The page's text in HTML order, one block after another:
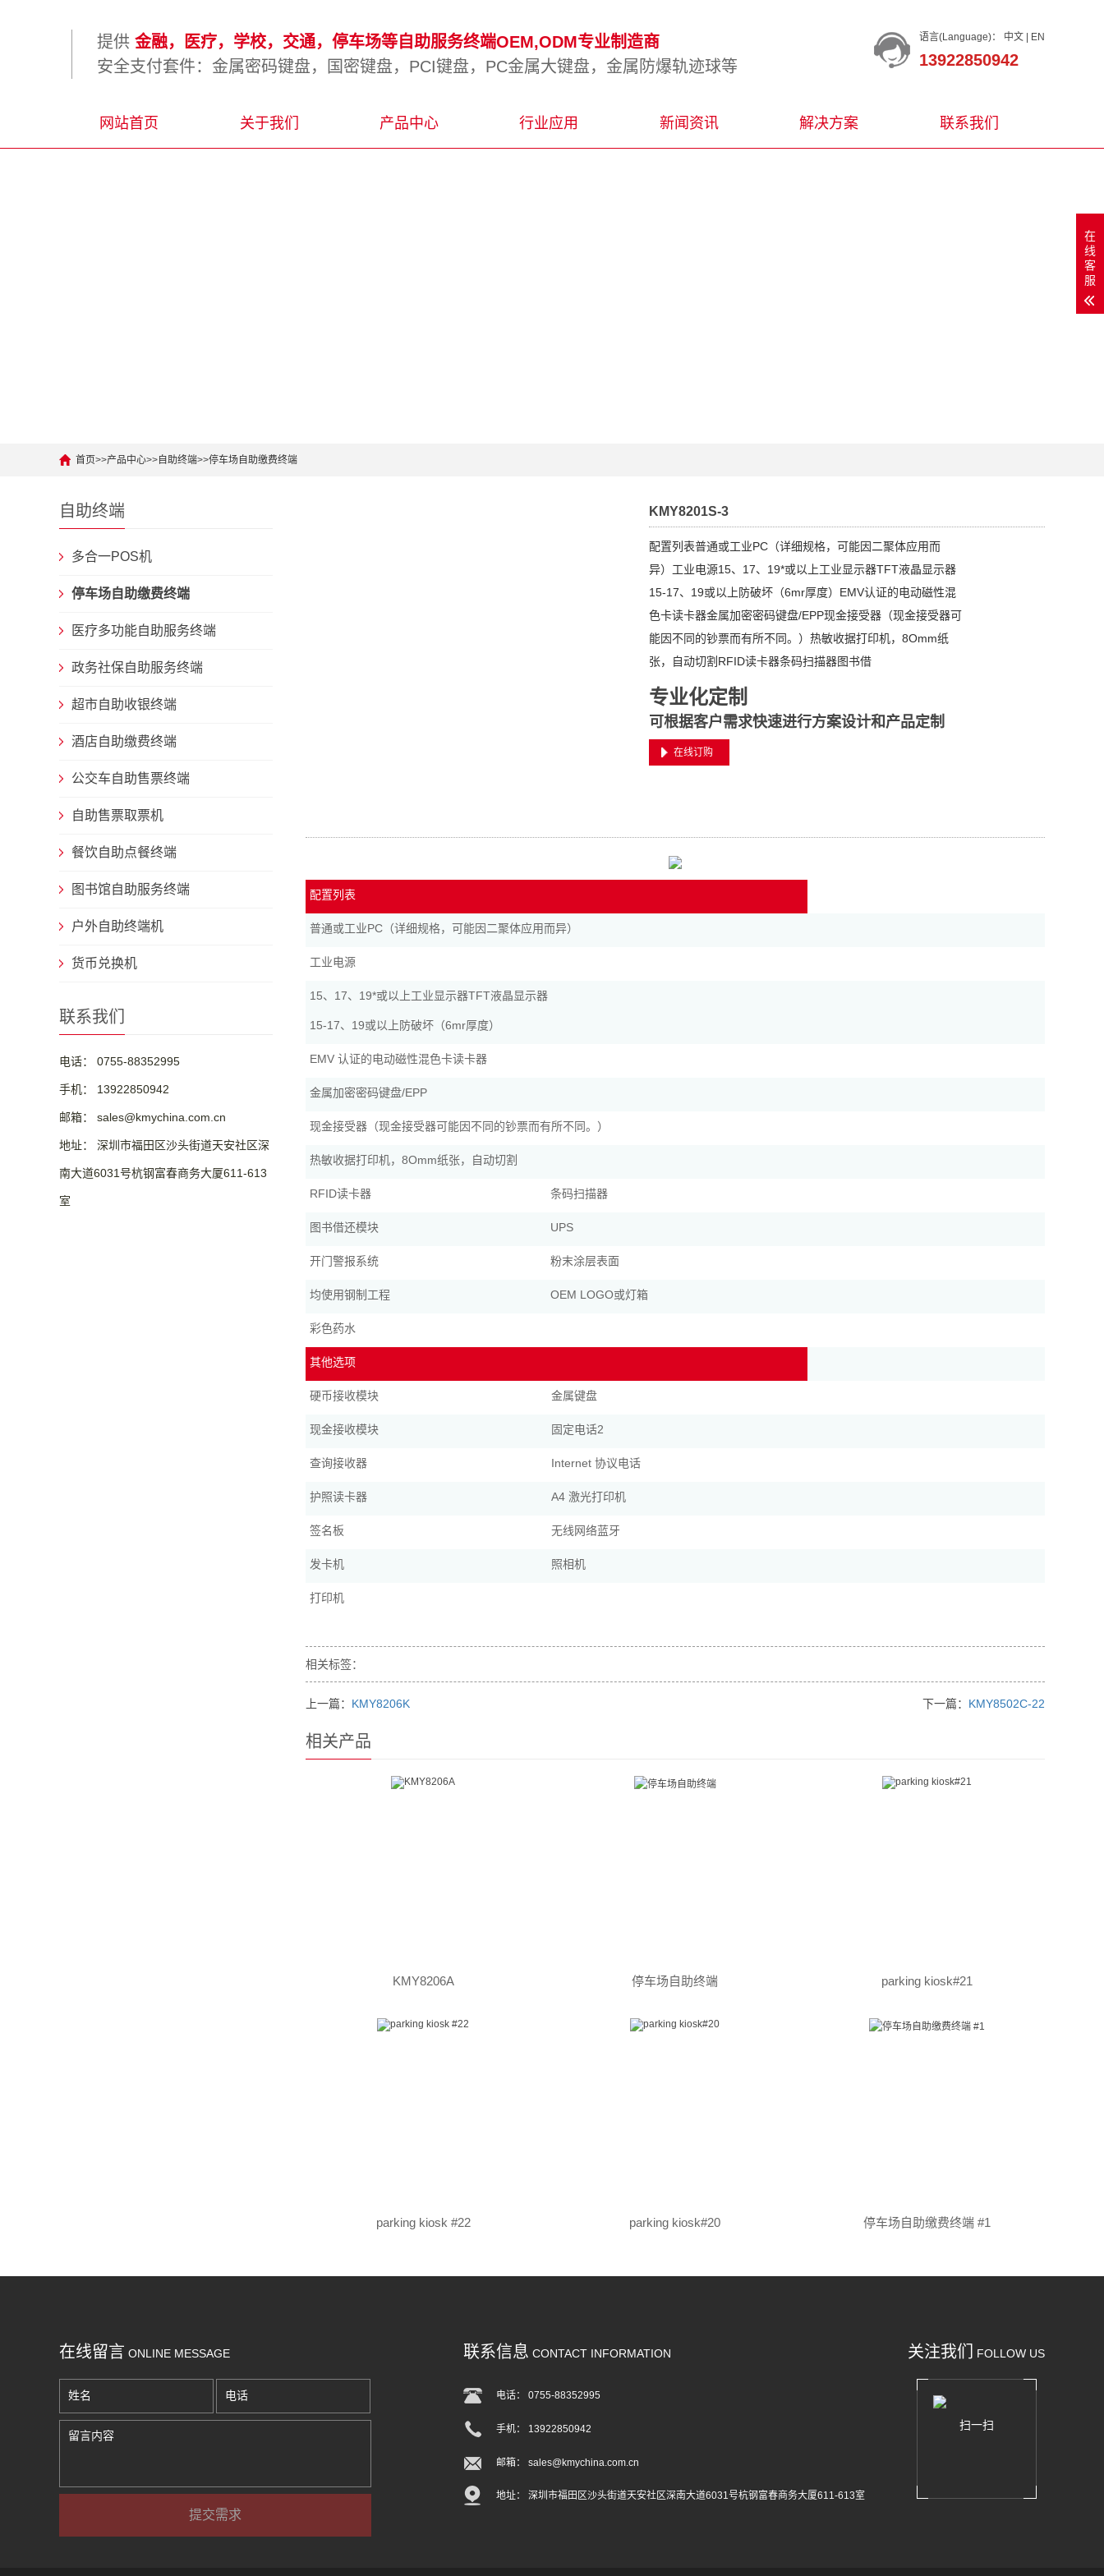
语言(Language)： 中文 EN
13922850942
提供 金融，医疗，学校，交通，停车场等自助服务终端OEM,ODM专业制造商
安全支付套件：金属密码键盘，国密键盘，PCI键盘，PC金属大键盘，金属防爆轨迹球等
网站首页 关于我们 产品中心 行业应用 新闻资讯 解决方案 联系我们
首页>>产品中心>>自助终端>>停车场自助缴费终端
自助终端
多合一POS机
停车场自助缴费终端
医疗多功能自助服务终端
政务社保自助服务终端
超市自助收银终端
酒店自助缴费终端
公交车自助售票终端
自助售票取票机
餐饮自助点餐终端
图书馆自助服务终端
户外自助终端机
货币兑换机
联系我们
电话： 0755-88352995
手机： 13922850942
邮箱： sales@kmychina.com.cn
地址： 深圳市福田区沙头街道天安社区深
南大道6031号杭钢富春商务大厦611-613
室
KMY8201S-3
配置列表普通或工业PC（详细规格，可能因二聚体应用而
异）工业电源15、17、19*或以上工业显示器TFT液晶显示器
15-17、19或以上防破坏（6mr厚度）EMV认证的电动磁性混
色卡读卡器金属加密密码键盘/EPP现金接受器（现金接受器可
能因不同的钞票而有所不同。）热敏收据打印机，8Omm纸
张，自动切割RFID读卡器条码扫描器图书借
专业化定制
可根据客户需求快速进行方案设计和产品定制
在线订购
配置列表
普通或工业PC（详细规格，可能因二聚体应用而异）
工业电源
15、17、19*或以上工业显示器TFT液晶显示器
15-17、19或以上防破坏（6mr厚度）
EMV 认证的电动磁性混色卡读卡器
金属加密密码键盘/EPP
现金接受器（现金接受器可能因不同的钞票而有所不同。）
热敏收据打印机，8Omm纸张，自动切割
RFID读卡器 条码扫描器
图书借还模块 UPS
开门警报系统 粉末涂层表面
均使用钢制工程 OEM LOGO或灯箱
彩色药水
其他选项
硬币接收模块 金属键盘
现金接收模块 固定电话2
查询接收器 Internet 协议电话
护照读卡器 A4 激光打印机
签名板 无线网络蓝牙
发卡机 照相机
打印机
相关标签：
上一篇： KMY8206K 下一篇： KMY8502C-22
相关产品
KMY8206A 停车场自助终端 parking kiosk#21
parking kiosk #22 parking kiosk#20 停车场自助缴费终端 #1
关注我们 FOLLOW US
扫一扫
在线留言 ONLINE MESSAGE 联系信息 CONTACT INFORMATION
电话： 0755-88352995
手机： 13922850942
邮箱： sales@kmychina.com.cn
地址： 深圳市福田区沙头街道天安社区深南大道6031号杭钢富春商务大厦611-613室
在
线
客
服